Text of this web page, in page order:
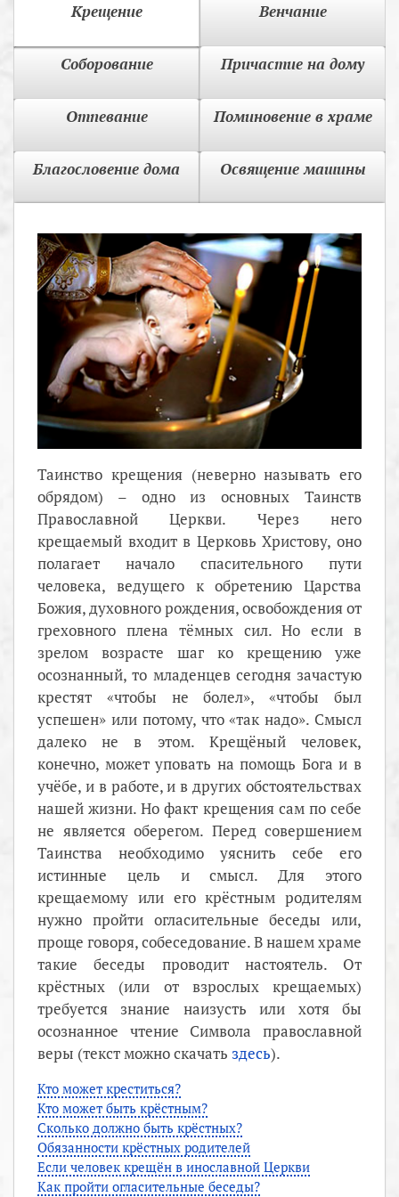
Крещение Венчание
Соборование Причастие на дому
Отпевание Поминовение в храме
Благословение дома Освящение машины
Таинство крещения (неверно называть его
обрядом) – одно из основных Таинств
Православной Церкви. Через него
крещаемый входит в Церковь Христову, оно
полагает начало спасительного пути
человека, ведущего к обретению Царства
Божия, духовного рождения, освобождения от
греховного плена тёмных сил. Но если в
зрелом возрасте шаг ко крещению уже
осознанный, то младенцев сегодня зачастую
крестят «чтобы не болел», «чтобы был
успешен» или потому, что «так надо». Смысл
далеко не в этом. Крещёный человек,
конечно, может уповать на помощь Бога и в
учёбе, и в работе, и в других обстоятельствах
нашей жизни. Но факт крещения сам по себе
не является оберегом. Перед совершением
Таинства необходимо уяснить себе его
истинные цель и смысл. Для этого
крещаемому или его крёстным родителям
нужно пройти огласительные беседы или,
проще говоря, собеседование. В нашем храме
такие беседы проводит настоятель. От
крёстных (или от взрослых крещаемых)
требуется знание наизусть или хотя бы
осознанное чтение Символа православной
веры (текст можно скачать здесь).
Кто может креститься?
Кто может быть крёстным?
Сколько должно быть крёстных?
Обязанности крёстных родителей
Если человек крещён в инославной Церкви
Как пройти огласительные беседы?